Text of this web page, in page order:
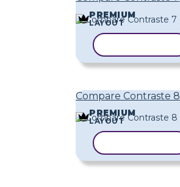
PREMIUM
LAYOUT
Compare Contraste 8
PREMIUM
LAYOUT